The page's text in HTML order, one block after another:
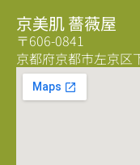
京美肌 薔薇屋
〒606-0841
京都府京都市左京区